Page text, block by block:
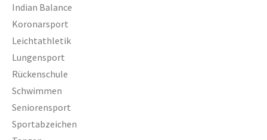
Indian Balance
Koronarsport
Leichtathletik
Lungensport
Rückenschule
Schwimmen
Seniorensport
Sportabzeichen